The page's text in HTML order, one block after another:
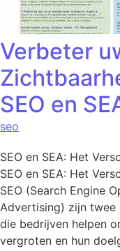
Verbeter
SEO en
seo
SEO en SEA: Het
SEO en SEA: Het
SEO (Search Engine
Advertising) zijn twee
die bedrijven helpen
vergroten en hun